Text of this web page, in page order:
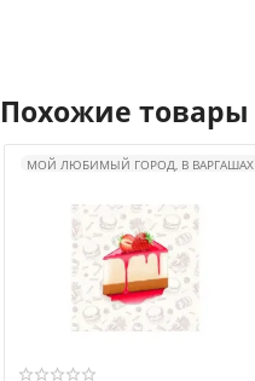
Похожие товары
МОЙ ЛЮБИМЫЙ ГОРОД, В ВАРГАШАХ